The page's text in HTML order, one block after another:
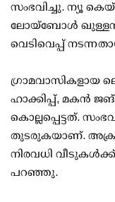
സംഭവിച്ചു. ന്യൂ
ലോയ്ബോള്‍ ഖുള്ളന്‍
വെടിവെപ്പ്
ഗ്രാമവാസികളായ
ഹാക്കിപ്പ്, മകന്‍
കൊല്ലപ്പെട്ടത്.
തുടരുകയാണ്.
നിരവധി വീടുകള്‍ക്ക്
പറഞ്ഞു.